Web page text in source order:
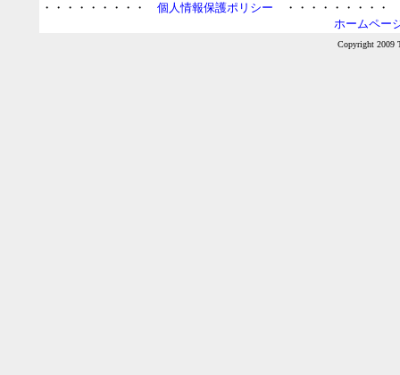
・・・・・・・・・個人情報保護ポリシー ・・・・・・・・
ホームペー
Copyright 2009